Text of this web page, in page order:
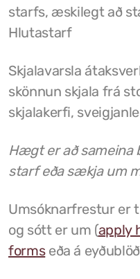
starfs, æskilegt að
Hlutastarf
Skjalavarsla
skönnun skjala frá
skjalakerfi,
Hægt er að
starf eða sækja um
Umsóknarfrestur er
og sótt er um (apply
formseða á